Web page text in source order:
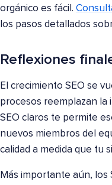
orgánico es fácil.
los pasos detallados
Reflexiones
El crecimiento SEO se
procesos reemplazan la
SEO claros te permite
nuevos miembros del
calidad a medida que tu
Más importante aún, los